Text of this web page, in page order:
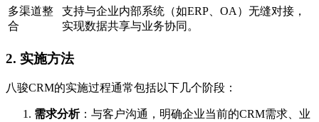
多渠道整
合
支持与企业内部系统（如ERP、OA）无缝对接，
实现数据共享与业务协同。
2. 实施方法
八骏CRM的实施过程通常包括以下几个阶段：
需求分析：与客户沟通，明确企业当前的CRM需求、业